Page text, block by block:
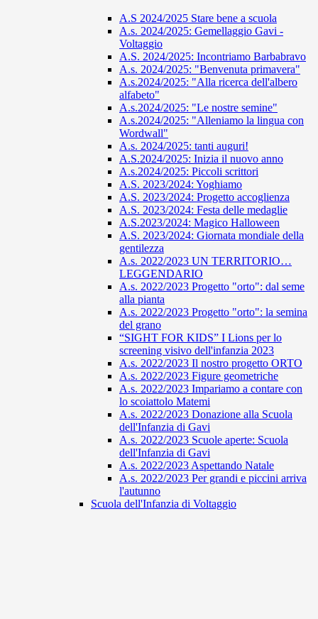
A.S 2024/2025 Stare bene a scuola
A.s. 2024/2025: Gemellaggio Gavi -
Voltaggio
A.S. 2024/2025: Incontriamo Barbabravo
A.s. 2024/2025: "Benvenuta primavera"
A.s.2024/2025: "Alla ricerca dell'albero
alfabeto"
A.s.2024/2025: "Le nostre semine"
A.s.2024/2025: "Alleniamo la lingua con
Wordwall"
A.s. 2024/2025: tanti auguri!
A.S.2024/2025: Inizia il nuovo anno
A.s.2024/2025: Piccoli scrittori
A.S. 2023/2024: Yoghiamo
A.S. 2023/2024: Progetto accoglienza
A.S. 2023/2024: Festa delle medaglie
A.S.2023/2024: Magico Halloween
A.S. 2023/2024: Giornata mondiale della
gentilezza
A.s. 2022/2023 UN TERRITORIO…
LEGGENDARIO
A.s. 2022/2023 Progetto "orto": dal seme
alla pianta
A.s. 2022/2023 Progetto "orto": la semina
del grano
“SIGHT FOR KIDS” I Lions per lo
screening visivo dell'infanzia 2023
A.s. 2022/2023 Il nostro progetto ORTO
A.s. 2022/2023 Figure geometriche
A.s. 2022/2023 Impariamo a contare con
lo scoiattolo Matemi
A.s. 2022/2023 Donazione alla Scuola
dell'Infanzia di Gavi
A.s. 2022/2023 Scuole aperte: Scuola
dell'Infanzia di Gavi
A.s. 2022/2023 Aspettando Natale
A.s. 2022/2023 Per grandi e piccini arriva
l'autunno
Scuola dell'Infanzia di Voltaggio